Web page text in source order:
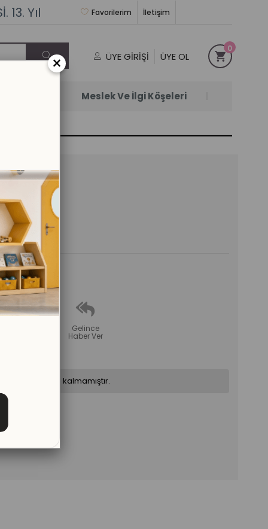
13. Yıl İletişim
Favorilerim
ÜYE GIRIŞI ÜYE OL
0
Meslek Ve İlgi Köşeleri
27 cm
Gelince
Haber Ver
stoklarımızda kalmamıştır.
Cevaplar
(0)
×